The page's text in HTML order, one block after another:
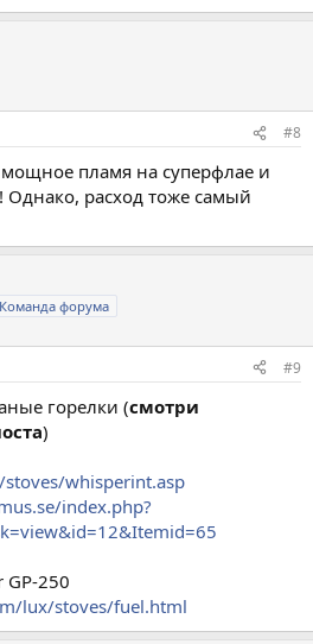
#8
пламя на суперфлае и
расход тоже самый
Команда форума
#9
горелки (смотри
)
whisperint.asp
index.php?
GP-250
lux/stoves/fuel.html